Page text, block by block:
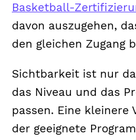
Basketball-
davon auszugehen,
den gleichen Zugang
Sichtbarkeit ist nur
das Niveau und das
passen. Eine kleinere
der geeignete